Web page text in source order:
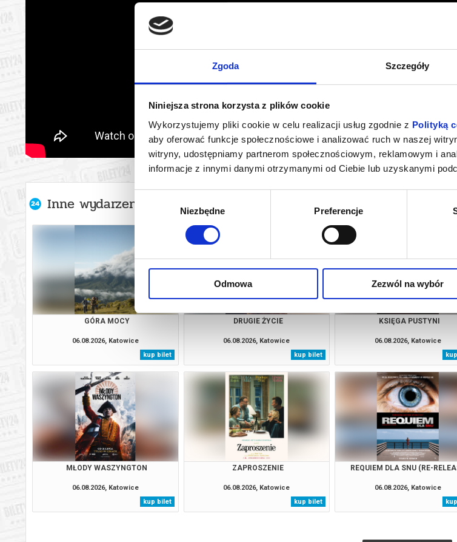
Zgoda Szczegóły
Niniejsza strona korzysta z plików cookie
Wykorzystujemy pliki cookie w celu realizacji usług zgodnie z Polityką
aby oferować funkcje społecznościowe i analizować ruch w naszej
witryny, udostępniamy partnerom społecznościowym, reklamowym i
informacje z innymi danymi otrzymanymi od Ciebie lub uzyskanymi
Niezbędne Preferencje
Odmowa Zezwól na wybór
Inne wydarzenia organizatora
GÓRA MOCY
06.08.2026, Katowice
kup bilet
DRUGIE ŻYCIE
06.08.2026, Katowice
kup bilet
KSIĘGA PUSTYNI
06.08.2026, Katowice
MŁODY WASZYNGTON
06.08.2026, Katowice
kup bilet
ZAPROSZENIE
06.08.2026, Katowice
kup bilet
REQUIEM DLA SNU (RE-
06.08.2026, Katowice